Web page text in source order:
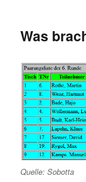
Was
Quelle: Sobotta